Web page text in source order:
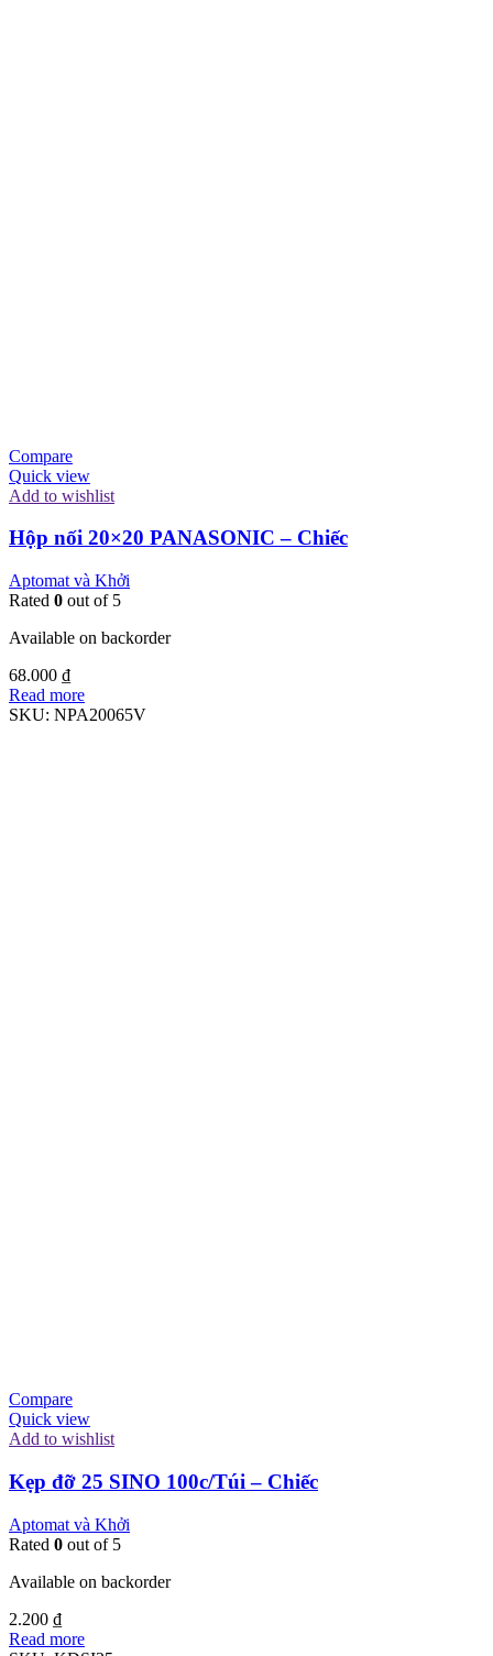
Compare
Quick view
Add to wishlist
Hộp nối 20×20 PANASONIC – Chiếc
Aptomat và Khởi
Rated 0 out of 5
Available on backorder
68.000 ₫
Read more
SKU: NPA20065V
Compare
Quick view
Add to wishlist
Kẹp đỡ 25 SINO 100c/Túi – Chiếc
Aptomat và Khởi
Rated 0 out of 5
Available on backorder
2.200 ₫
Read more